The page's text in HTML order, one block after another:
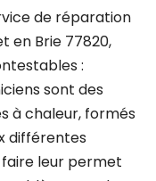
de réparation
en Brie 77820,
:
sont des
à chaleur, formés
différentes
leur permet